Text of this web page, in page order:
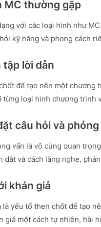
MC thường gặp
với các loại hình như
kỹ năng và phong cách
tập lời dẫn
để tạo nên một chương
từng loại hình chương trình
câu hỏi và phỏng
vấn là vô cùng quan
dắt và cách lắng nghe,
khán giả
yếu tố then chốt để tạo
giả một cách tự nhiên, hài